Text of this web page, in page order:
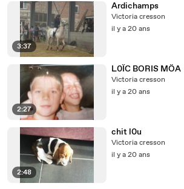
3:37
Ardichamps
Victoria cresson
il y a 20 ans
2:27
L0ÏC BORIS MÖA
Victoria cresson
il y a 20 ans
2:48
chit l0u
Victoria cresson
il y a 20 ans